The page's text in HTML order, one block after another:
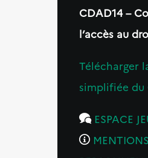
CDAD14 –
l’accès au
Télécharger
simplifiée du
ESPACE